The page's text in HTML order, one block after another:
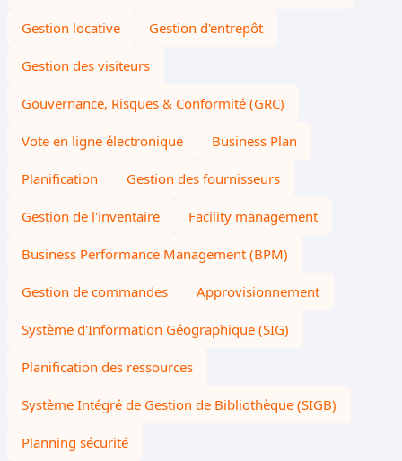
Gestion locative Gestion d'entrepôt
Gestion des visiteurs
Gouvernance, Risques & Conformité (GRC)
Vote en ligne électronique Business Plan
Planification Gestion des fournisseurs
Gestion de l'inventaire Facility management
Business Performance Management (BPM)
Gestion de commandes Approvisionnement
Système d'Information Géographique (SIG)
Planification des ressources
Système Intégré de Gestion de Bibliothèque (SIGB)
Planning sécurité